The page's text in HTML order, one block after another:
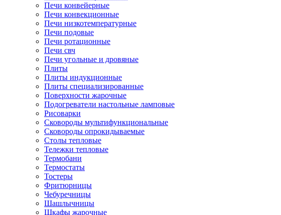
Печи конвейерные
Печи конвекционные
Печи низкотемпературные
Печи подовые
Печи ротационные
Печи свч
Печи угольные и дровяные
Плиты
Плиты индукционные
Плиты специализированные
Поверхности жарочные
Подогреватели настольные ламповые
Рисоварки
Сковороды мультифункциональные
Сковороды опрокидываемые
Столы тепловые
Тележки тепловые
Термобани
Термостаты
Тостеры
Фритюрницы
Чебуречницы
Шашлычницы
Шкафы жарочные